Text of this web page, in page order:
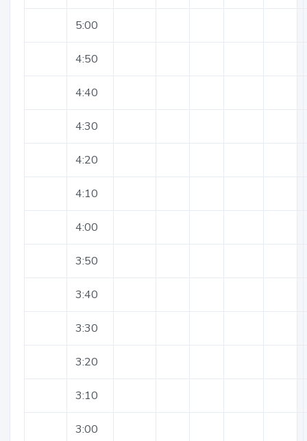
5:00
4:50
4:40
4:30
4:20
4:10
4:00
3:50
3:40
3:30
3:20
3:10
3:00